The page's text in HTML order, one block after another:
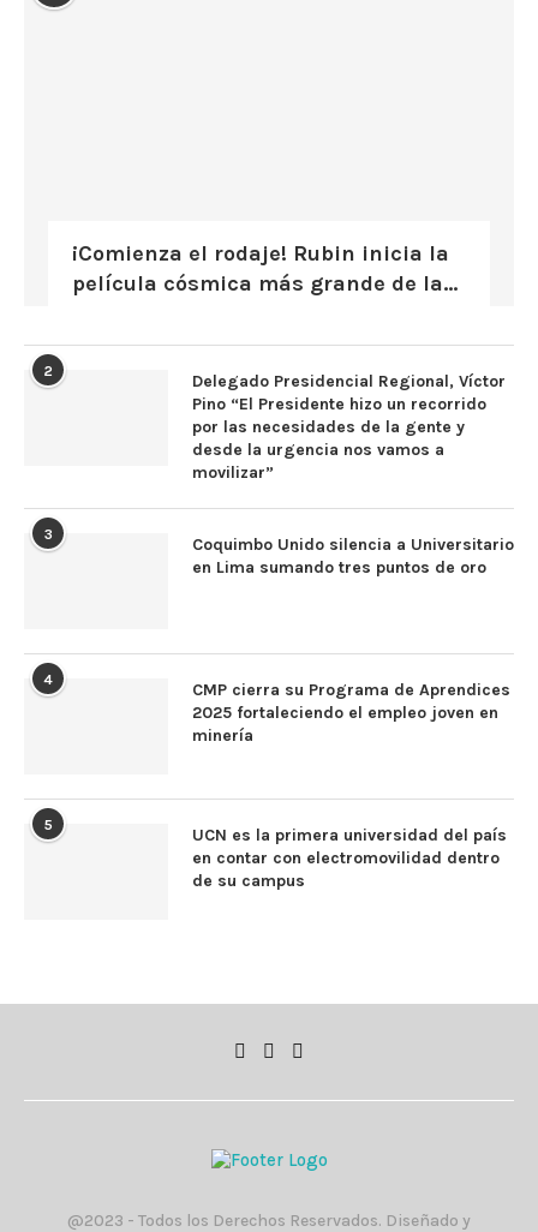
¡Comienza el rodaje! Rubin inicia la
película cósmica más grande de la...
2
Delegado Presidencial Regional, Víctor
Pino “El Presidente hizo un recorrido
por las necesidades de la gente y
desde la urgencia nos vamos a
movilizar”
3
Coquimbo Unido silencia a Universitario
en Lima sumando tres puntos de oro
4
CMP cierra su Programa de Aprendices
2025 fortaleciendo el empleo joven en
minería
5
UCN es la primera universidad del país
en contar con electromovilidad dentro
de su campus
@2023 - Todos los Derechos Reservados. Diseñado y